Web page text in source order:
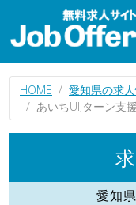
HOME 愛知県の求
あいちUIJターン支
愛知